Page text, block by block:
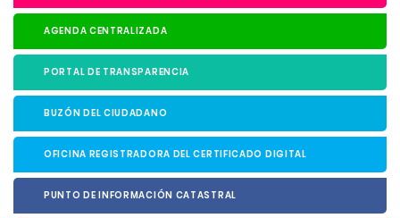
AGENDA CENTRALIZADA
PORTAL DE TRANSPARENCIA
BUZÓN DEL CIUDADANO
OFICINA REGISTRADORA DEL CERTIFICADO DIGITAL
PUNTO DE INFORMACIÓN CATASTRAL